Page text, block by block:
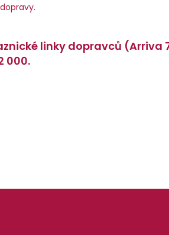
linky dopravců (Arriva
000.